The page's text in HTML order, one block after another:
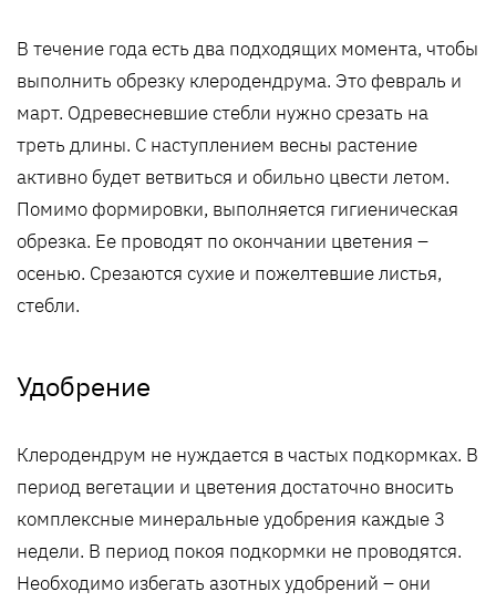
В течение года есть два подходящих момента, чтобы
выполнить обрезку клеродендрума. Это февраль и
март. Одревесневшие стебли нужно срезать на
треть длины. С наступлением весны растение
активно будет ветвиться и обильно цвести летом.
Помимо формировки, выполняется гигиеническая
обрезка. Ее проводят по окончании цветения –
осенью. Срезаются сухие и пожелтевшие листья,
стебли.
Удобрение
Клеродендрум не нуждается в частых подкормках. В
период вегетации и цветения достаточно вносить
комплексные минеральные удобрения каждые 3
недели. В период покоя подкормки не проводятся.
Необходимо избегать азотных удобрений – они